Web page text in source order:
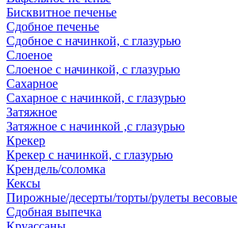
Бисквитное печенье
Сдобное печенье
Сдобное с начинкой, с глазурью
Слоеное
Слоеное с начинкой, с глазурью
Сахарное
Сахарное с начинкой, с глазурью
Затяжное
Затяжное с начинкой ,с глазурью
Крекер
Крекер с начинкой, с глазурью
Крендель/соломка
Кексы
Пирожные/десерты/торты/рулеты весовые
Сдобная выпечка